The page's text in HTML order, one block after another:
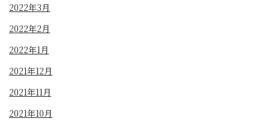
2022年3月
2022年2月
2022年1月
2021年12月
2021年11月
2021年10月